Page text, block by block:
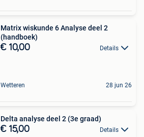
Matrix wiskunde 6 Analyse deel 2
(handboek)
€ 10,00 Details
Wetteren 28 jun 26
Delta analyse deel 2 (3e graad)
€ 15,00 Details